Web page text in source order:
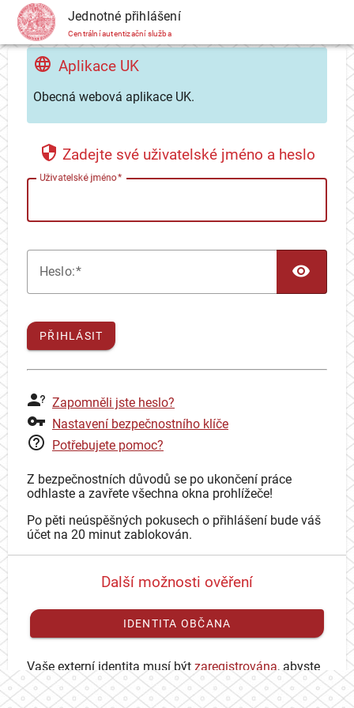
CAS Jednotné přihlášení
Centrální autentizační služba
Aplikace UK
Obecná webová aplikace UK.
Zadejte své uživatelské jméno a heslo
Uživatelské jméno
Heslo:
PŘIHLÁSIT
Zapomněli jste heslo?
Nastavení bezpečnostního klíče
Potřebujete pomoc?
Z bezpečnostních důvodů se po ukončení práce
odhlaste a zavřete všechna okna prohlížeče!
Po pěti neúspěšných pokusech o přihlášení bude váš
účet na 20 minut zablokován.
Další možnosti ověření
IDENTITA OBČANA
Vaše externí identita musí být zaregistrována, abyste
se mohli přihlásit ke svému CAS účtu.